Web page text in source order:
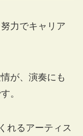
力でキャリア
が、演奏にも
。
れるアーティス